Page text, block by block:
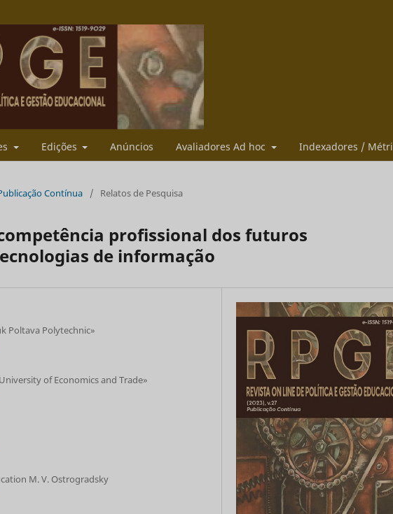
Edições Anúncios Avaliadores Ad hoc Indexadores /
Contínua / Relatos de Pesquisa
profissional dos futuros
de informação
Poltava Polytechnic»
of Economics and Trade»
M. V. Ostrogradsky